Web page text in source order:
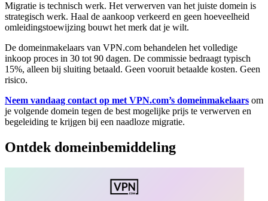
Migratie is technisch werk. Het verwerven van het juiste domein is
strategisch werk. Haal de aankoop verkeerd en geen hoeveelheid
omleidingstoewijzing bouwt het merk dat je wilt.
De domeinmakelaars van VPN.com behandelen het volledige
inkoop proces in 30 tot 90 dagen. De commissie bedraagt typisch
15%, alleen bij sluiting betaald. Geen vooruit betaalde kosten. Geen
risico.
Neem vandaag contact op met VPN.com’s domeinmakelaars om
je volgende domein tegen de best mogelijke prijs te verwerven en
begeleiding te krijgen bij een naadloze migratie.
Ontdek domeinbemiddeling